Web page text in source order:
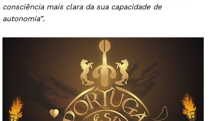
consciência mais clara da sua capacidade de
autonomia”.